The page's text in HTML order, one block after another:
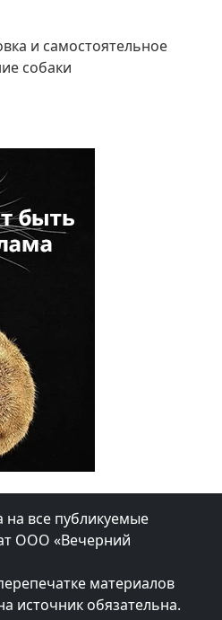
и самостоятельное
собаки
все публикуемые
ООО «Вечерний
материалов
источник обязательна.